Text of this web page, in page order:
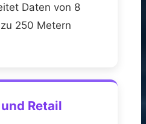
Daten von 8
250 Metern
Retail